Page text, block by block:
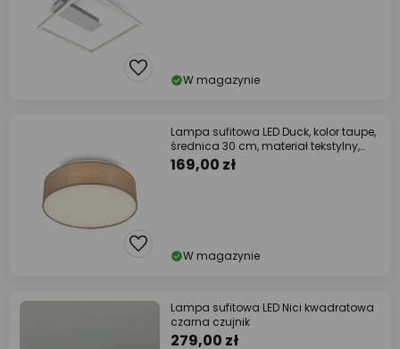
W magazynie
Lampa sufitowa LED Duck, kolor taupe,
średnica 30 cm, materiał tekstylny,
3000 K
169,00 zł
W magazynie
Lampa sufitowa LED Nici kwadratowa
czarna czujnik
279,00 zł